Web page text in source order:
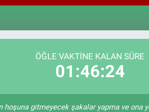
ÖĞLE VAKTINE KALAN SÜRE
01:46:23
gitmeyecek şakalar yapma ve ona